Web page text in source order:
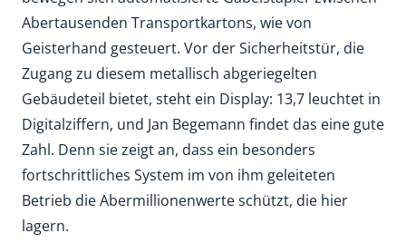
Abertausenden Transportkartons, wie von
Geisterhand gesteuert. Vor der Sicherheitstür, die
Zugang zu diesem metallisch abgeriegelten
Gebäudeteil bietet, steht ein Display: 13,7 leuchtet in
Digitalziffern, und Jan Begemann findet das eine gute
Zahl. Denn sie zeigt an, dass ein besonders
fortschrittliches System im von ihm geleiteten
Betrieb die Abermillionenwerte schützt, die hier
lagern.